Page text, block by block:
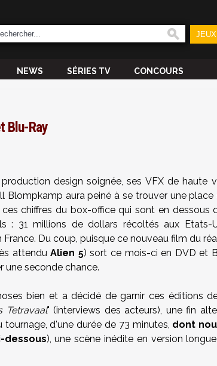
NEWS SÉRIES TV CONCOURS
Blu-Ray
design soignée, ses VFX de haute
Blompkamp aura peiné à se trouver une place
chiffres du box-office qui sont en dessous
: 31 millions de dollars récoltés aux Etats-
Du coup, puisque ce nouveau film du
attenduAlien 5) sort ce mois-ci en DVD et
une seconde chance.
bien et a décidé de garnir ces éditions
Tetravaal" (interviews des acteurs), une fin
d'une durée de 73 minutes, dont
dessous), une scène inédite en version